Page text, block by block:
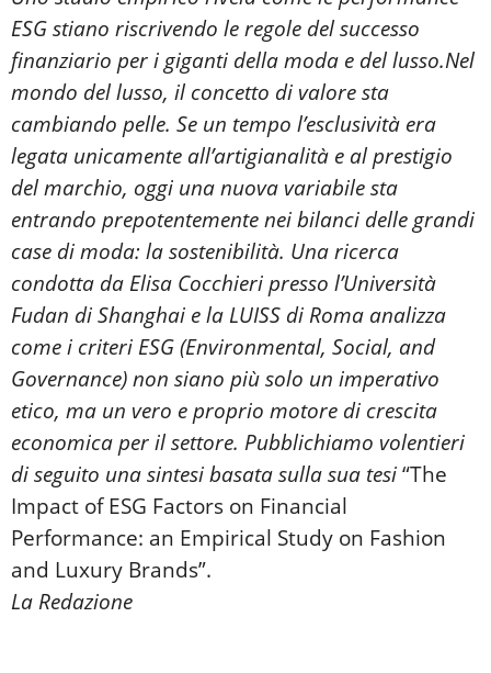
ESG stiano riscrivendo le regole del successo
finanziario per i giganti della moda e del lusso.Nel
mondo del lusso, il concetto di valore sta
cambiando pelle. Se un tempo l’esclusività era
legata unicamente all’artigianalità e al prestigio
del marchio, oggi una nuova variabile sta
entrando prepotentemente nei bilanci delle grandi
case di moda: la sostenibilità. Una ricerca
condotta da Elisa Cocchieri presso l’Università
Fudan di Shanghai e la LUISS di Roma analizza
come i criteri ESG (Environmental, Social, and
Governance) non siano più solo un imperativo
etico, ma un vero e proprio motore di crescita
economica per il settore. Pubblichiamo volentieri
di seguito una sintesibasata sullasua tesi“The
Impact of ESG Factors on Financial
Performance: an Empirical Study on Fashion
and Luxury Brands”.
La Redazione